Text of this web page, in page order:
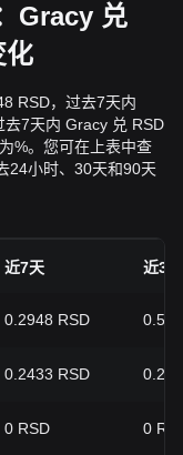
Gracy 兑
化
RSD，过去7天内
7天内 Gracy 兑 RSD
%。您可在上表中查
24小时、30天和90天
近7天 近30
0.2948 RSD
0.2433 RSD
0 RSD 0